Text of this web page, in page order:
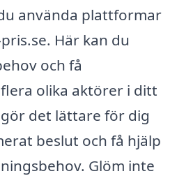
använda plattformar
Här kan du
och få
olika aktörer i ditt
det lättare för dig
beslut och få hjälp
Glöm inte